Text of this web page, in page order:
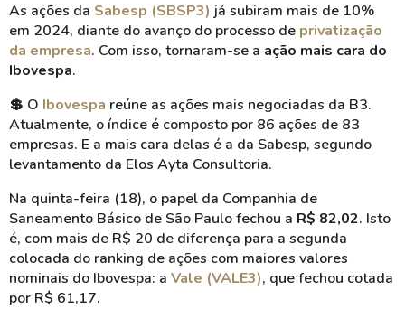
As ações da Sabesp (SBSP3) já subiram mais de 10%
em 2024, diante do avanço do processo de privatização
da empresa. Com isso, tornaram-se a ação mais cara do
Ibovespa.
💲 O Ibovespa reúne as ações mais negociadas da B3.
Atualmente, o índice é composto por 86 ações de 83
empresas. E a mais cara delas é a da Sabesp, segundo
levantamento da Elos Ayta Consultoria.
Na quinta-feira (18), o papel da Companhia de
Saneamento Básico de São Paulo fechou a R$ 82,02. Isto
é, com mais de R$ 20 de diferença para a segunda
colocada do ranking de ações com maiores valores
nominais do Ibovespa: a Vale (VALE3), que fechou cotada
por R$ 61,17.